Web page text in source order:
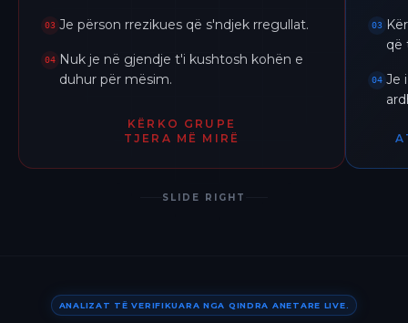
03 Je përson rrezikues që s'ndjek rregullat.
04 Nuk je në gjendje t'i kushtosh kohën e
duhur për mësim.
KËRKO GRUPE
TJERA MË MIRË
03
që
04 Je
SLIDE RIGHT
ANALIZAT TË VERIFIKUARA NGA QINDRA ANETARE LIVE.